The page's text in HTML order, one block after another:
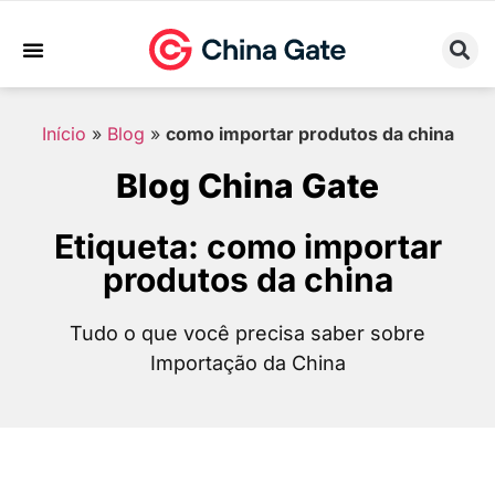
Início » Blog » como importar produtos da china
Blog China Gate
Etiqueta: como importar
produtos da china
Tudo o que você precisa saber sobre
Importação da China